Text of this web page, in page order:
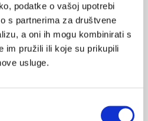
podatke o vašoj upotrebi
s partnerima za društvene
a oni ih mogu kombinirati s
im pružili ili koje su prikupili
usluge.
objavljenog u prestižnom
pokazali su da se učestalost
diljem Europe povećala.